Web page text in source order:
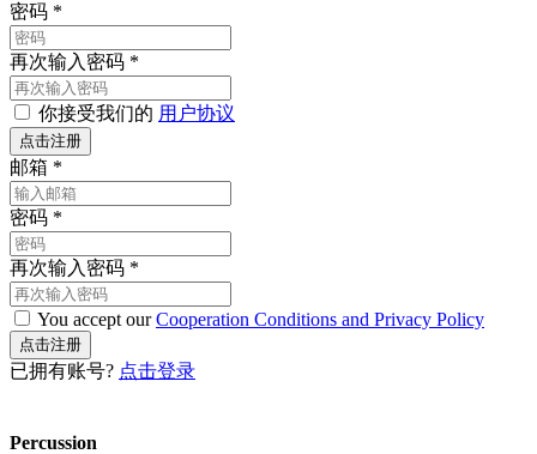
密码 *
再次输入密码 *
你接受我们的 用户协议
邮箱 *
密码 *
再次输入密码 *
You accept ourCooperation Conditions and Privacy Policy
已拥有账号? 点击登录
Percussion